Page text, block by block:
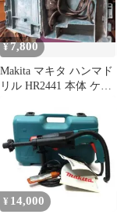
¥7,800
Makita マキタ ハンマド
リル HR2441 本体 ケー
¥ 14,000